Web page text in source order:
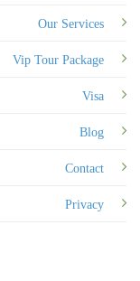
Our Services
Vip Tour Package
Visa
Blog
Contact
Privacy